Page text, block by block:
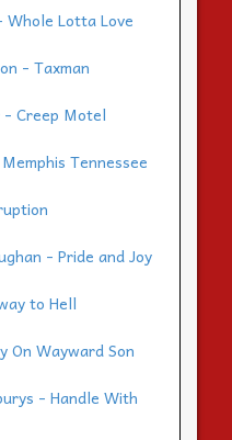
Whole Lotta Love
- Taxman
Creep Motel
Tennessee
- Pride and Joy
to Hell
On Wayward Son
- Handle With